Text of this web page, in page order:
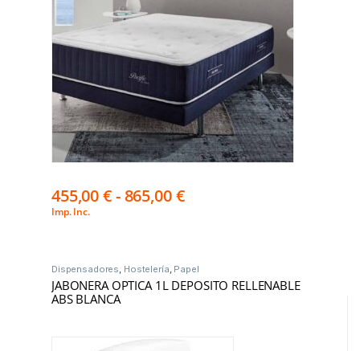
455,00€-865,00€
Imp. Inc.
Dispensadores, Hostelería, Papel
JABONERA OPTICA 1L DEPOSITO RELLENABLE
ABS BLANCA